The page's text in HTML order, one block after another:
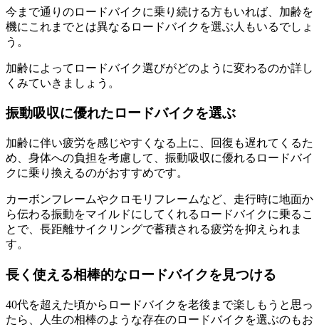
今まで通りのロードバイクに乗り続ける方もいれば、加齢を
機にこれまでとは異なるロードバイクを選ぶ人もいるでしょ
う。
加齢によってロードバイク選びがどのように変わるのか詳し
くみていきましょう。
振動吸収に優れたロードバイクを選ぶ
加齢に伴い疲労を感じやすくなる上に、回復も遅れてくるた
め、身体への負担を考慮して、振動吸収に優れるロードバイ
クに乗り換えるのがおすすめです。
カーボンフレームやクロモリフレームなど、走行時に地面か
ら伝わる振動をマイルドにしてくれるロードバイクに乗るこ
とで、長距離サイクリングで蓄積される疲労を抑えられま
す。
長く使える相棒的なロードバイクを見つける
40代を超えた頃からロードバイクを老後まで楽しもうと思っ
たら、人生の相棒のような存在のロードバイクを選ぶのもお